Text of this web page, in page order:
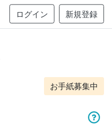
ログイン 新規登録
お手紙募集中